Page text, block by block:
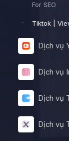
For SEO
Tiktok |
Dịch vụ
Dịch vụ
Dịch vụ
Dịch vụ
Đặt lịch